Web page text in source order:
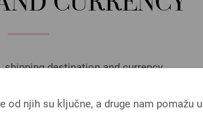
shipping destination and currency.
njih su ključne, a druge nam pomažu u
Lana Grossa